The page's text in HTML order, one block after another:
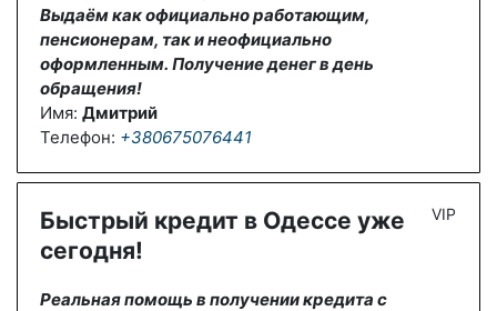
Выдаём как официально работающим,
пенсионерам, так и неофициально
оформленным. Получение денег в день
обращения!
Имя: Дмитрий
Телефон: +380675076441
Быстрый кредит в Одессе уже
сегодня!
Реальная помощь в получении кредита с
VIP